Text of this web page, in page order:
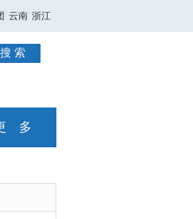
云南 浙江
搜 索
多